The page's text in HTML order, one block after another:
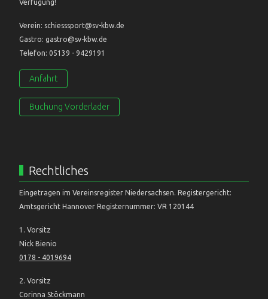
Verfügung!
Verein: schiesssport@sv-kbw.de
Gastro: gastro@sv-kbw.de
Telefon: 05139 - 9429191
Anfahrt
Buchung Vorderlader
Rechtliches
Eingetragen im Vereinsregister Niedersachsen. Registergericht:
Amtsgericht Hannover Registernummer: VR 120144
1. Vorsitz
Nick Bienio
0178 - 4019694
2. Vorsitz
Corinna Stöckmann